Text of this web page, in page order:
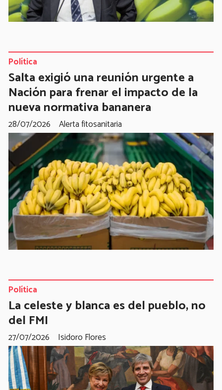
Salta exigió una reunión urgente a
Nación para frenar el impacto de la
nueva normativa bananera
Alerta fitosanitaria
Política
28/07/2026
La celeste y blanca es del pueblo, no
del FMI
Isidoro Flores
Política
27/07/2026